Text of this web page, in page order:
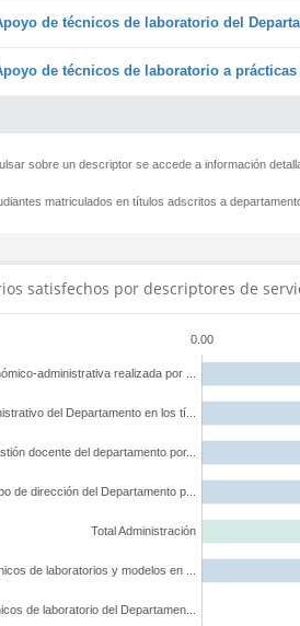
de técnicos de laboratorio del
de técnicos de laboratorio a
sobre un descriptor se accede a información
matriculados en títulos adscritos a
satisfechos por descriptores de
0.00
de laboratorio del Departamen...
de laboratorios y modelos en ...
Total Administración
de dirección del Departamento p...
docente del departamento por...
del Departamento en los tí...
administrativa realizada por ...